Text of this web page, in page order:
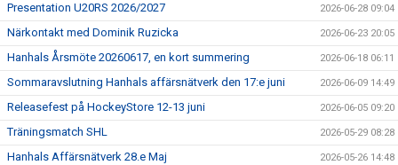
Presentation U20RS 2026/2027 2026-06-28 09:04
Närkontakt med Dominik Ruzicka 2026-06-23 20:05
Hanhals Årsmöte 20260617, en kort summering 2026-06-18 06:11
Sommaravslutning Hanhals affärsnätverk den 17:e juni 2026-06-09 14:49
Releasefest på HockeyStore 12-13 juni 2026-06-05 09:20
Träningsmatch SHL 2026-05-29 08:28
Hanhals Affärsnätverk 28.e Maj 2026-05-26 14:48